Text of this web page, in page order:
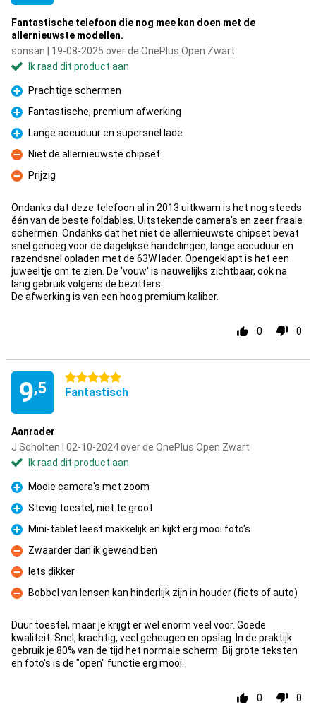
Fantastische telefoon die nog mee kan doen met de
allernieuwste modellen.
sonsan | 19-08-2025 over de OnePlus Open Zwart
Ik raad dit product aan
Pluspunt
Prachtige schermen
Pluspunt
Fantastische, premium afwerking
Pluspunt
Lange accuduur en supersnel lade
Minpunt
Niet de allernieuwste chipset
Minpunt
Prijzig
Ondanks dat deze telefoon al in 2013 uitkwam is het nog steeds
één van de beste foldables. Uitstekende camera's en zeer fraaie
schermen. Ondanks dat het niet de allernieuwste chipset bevat
snel genoeg voor de dagelijkse handelingen, lange accuduur en
razendsnel opladen met de 63W lader. Opengeklapt is het een
juweeltje om te zien. De 'vouw' is nauwelijks zichtbaar, ook na
lang gebruik volgens de bezitters.
De afwerking is van een hoog premium kaliber.
0 0
9,5
5 sterren
Fantastisch
Aanrader
J Scholten | 02-10-2024 over de OnePlus Open Zwart
Ik raad dit product aan
Pluspunt
Mooie camera's met zoom
Pluspunt
Stevig toestel, niet te groot
Pluspunt
Mini-tablet leest makkelijk en kijkt erg mooi foto's
Minpunt
Zwaarder dan ik gewend ben
Minpunt
Iets dikker
Minpunt
Bobbel van lensen kan hinderlijk zijn in houder (fiets of auto)
Duur toestel, maar je krijgt er wel enorm veel voor. Goede
kwaliteit. Snel, krachtig, veel geheugen en opslag. In de praktijk
gebruik je 80% van de tijd het normale scherm. Bij grote teksten
en foto's is de "open" functie erg mooi.
0 0